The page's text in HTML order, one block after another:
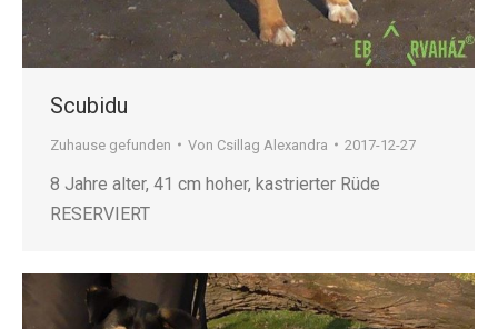
Scubidu
Zuhause gefunden Von Csillag Alexandra 2017-12-27
8 Jahre alter, 41 cm hoher, kastrierter Rüde
RESERVIERT